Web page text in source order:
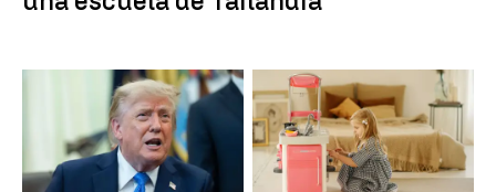
Trump FLORIDA